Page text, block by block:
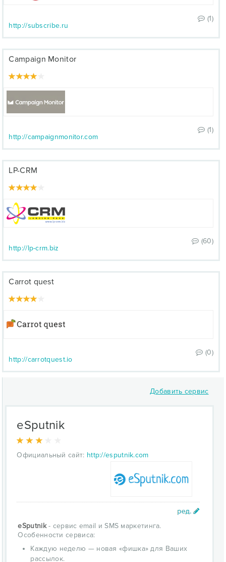
(1)
http://subscribe.ru
Campaign Monitor
(1)
http://campaignmonitor.com
LP-CRM
(60)
http://lp-crm.biz
Carrot quest
(0)
http://carrotquest.io
Добавить сервис
eSputnik
Официальный сайт: http://esputnik.com
eSputnik- сервис email и SMS маркетинга.
Особенности сервиса:
Каждую неделю — новая «фишка» для Ваших
рассылок.